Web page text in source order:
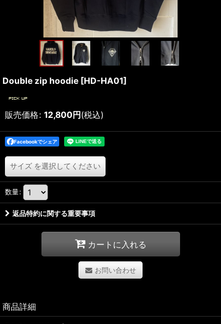
Double zip hoodie [HD-HA01]
販売価格: 12,800円(税込)
Facebookでシェア
サイズ を選択してください
数量:
返品特約に関する重要事項
カートに入れる
お問い合わせ
商品詳細